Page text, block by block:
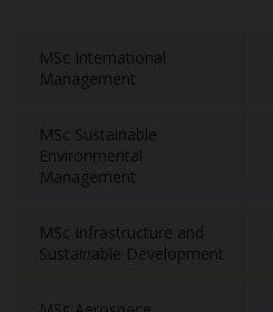
MSc International
Management
MSc Sustainable
Environmental
Management
MSc Infrastructure and
Sustainable Development